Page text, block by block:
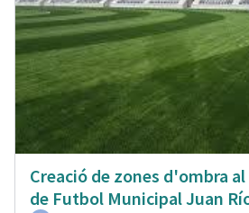
Creació de zones d'ombra al
de Futbol Municipal Juan